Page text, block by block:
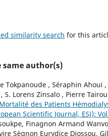
similarity search for this
same author(s)
Tokpanoude , Séraphin Ahoui
S. Lorens Zinsalo , Pierre
Mortalité des Patients
Scientific Journal, ESJ):
Finagnon Armand
Sègnon Eurydice Djossou,